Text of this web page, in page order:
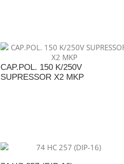
CAP.POL. 150 K/250V
SUPRESSOR X2 MKP